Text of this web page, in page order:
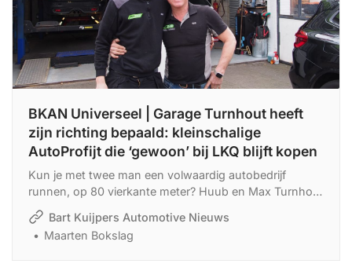
BKAN Universeel | Garage Turnhout heeft
zijn richting bepaald: kleinschalige
AutoProfijt die ‘gewoon’ bij LKQ blijft kopen
Kun je met twee man een volwaardig autobedrijf
runnen, op 80 vierkante meter? Huub en Max Turnhout
laten met plezier in het werk zien, dat het écht kan. Al
is het soms wel improviseren.
Bart Kuijpers Automotive Nieuws
Maarten Bokslag